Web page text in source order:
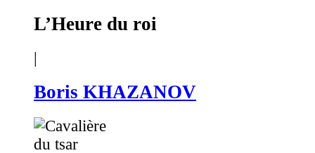
L’Heure du roi
Boris KHAZANOV